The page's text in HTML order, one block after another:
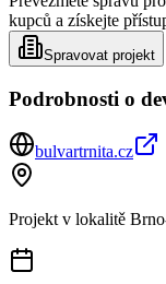
kupců a získejte
Spravovat projekt
Podrobnosti o
bulvartrnita.cz
Projekt v lokalitě